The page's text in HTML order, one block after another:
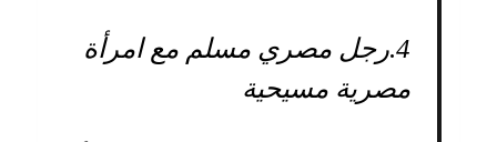
4. رجل مصري مسلم مع امرأة
مصرية مسيحية